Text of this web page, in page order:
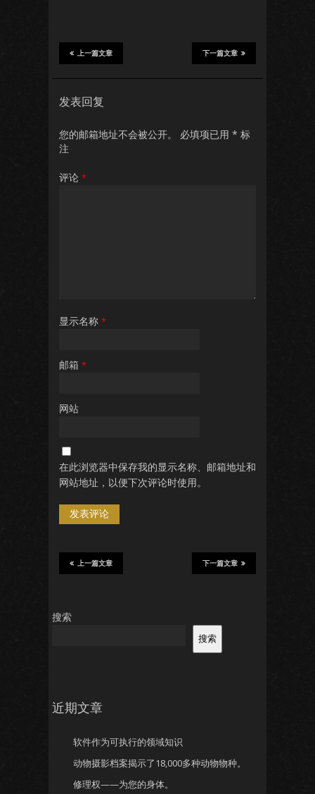
下一篇文章
上一篇文章
发表回复
您的邮箱地址不会被公开。 必填项已用 * 标
注
评论 *
显示名称 *
邮箱 *
网站
在此浏览器中保存我的显示名称、邮箱地址和
网站地址，以便下次评论时使用。
下一篇文章
上一篇文章
搜索
搜索
近期文章
软件作为可执行的领域知识
动物摄影档案揭示了18,000多种动物物种。
修理权——为您的身体。